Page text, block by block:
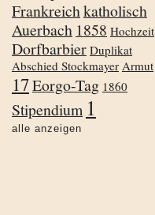
Frankreichkatholisch
Auerbach 1858 Hochzeit
Dorfbarbier Duplikat
Abschied Stockmayer Armut
17Eorgo-Tag 1860
Stipendium 1
alle anzeigen